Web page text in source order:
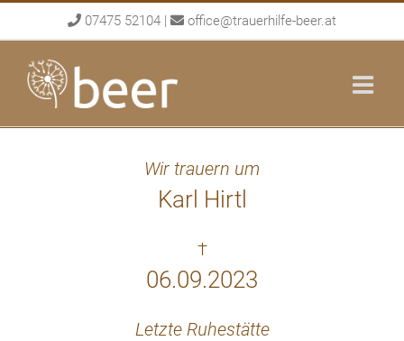
to
content
07475 52104 | office@trauerhilfe-beer.at
Wir trauern um
Karl Hirtl
†
06.09.2023
Letzte Ruhestätte